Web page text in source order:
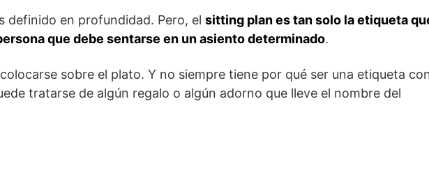
definido en profundidad. Pero, el sitting plan es tan solo la etiqueta
que debe sentarse en un asiento determinado.
sobre el plato. Y no siempre tiene por qué ser una etiqueta
tratarse de algún regalo o algún adorno que lleve el nombre del